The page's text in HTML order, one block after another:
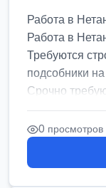
Работа в
Работа в
Требуются
подсобники
Срочно
0 просмотров